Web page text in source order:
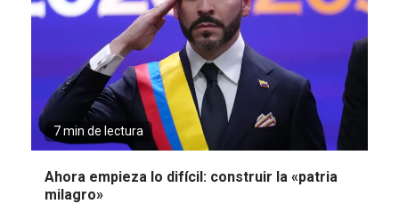
7 min de lectura
Ahora empieza lo difícil: construir la «patria
milagro»